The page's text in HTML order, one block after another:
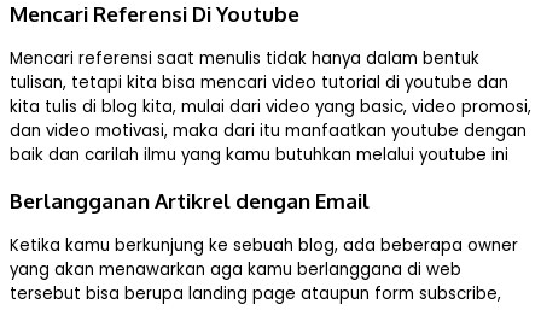
Mencari Referensi Di Youtube
Mencari referensi saat menulis tidak hanya dalam bentuk
tulisan, tetapi kita bisa mencari video tutorial di youtube dan
kita tulis di blog kita, mulai dari video yang basic, video promosi,
dan video motivasi, maka dari itu manfaatkan youtube dengan
baik dan carilah ilmu yang kamu butuhkan melalui youtube ini
Berlangganan Artikrel dengan Email
Ketika kamu berkunjung ke sebuah blog, ada beberapa owner
yang akan menawarkan aga kamu berlanggana di web
tersebut bisa berupa landing page ataupun form subscribe,